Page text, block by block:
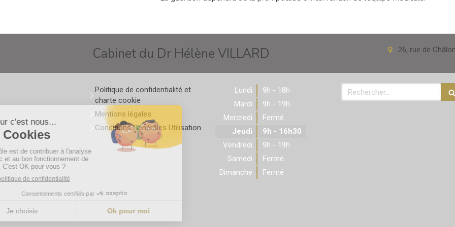
Cabinet du Dr Hélène VILLARD 26, rue de
Politique de confidentialité et
charte cookie
Mentions légales
Conditions Générales Utilisation
Lundi
9h - 18h
Mardi
9h - 19h
Mercredi
Fermé
Jeudi
9h - 16h30
Vendredi
9h - 19h
Samedi
Fermé
Dimanche
Fermé
Rechercher